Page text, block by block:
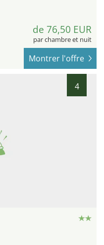
de 76,50 EUR
par chambre et nuit
Montrer l'offre
4